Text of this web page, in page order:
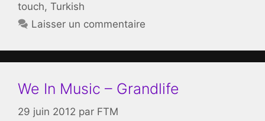
touch, Turkish
Laisser un commentaire
We In Music – Grandlife
29 juin 2012 par FTM